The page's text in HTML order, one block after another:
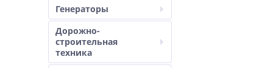
Генераторы
Дорожно-
строительная
техника